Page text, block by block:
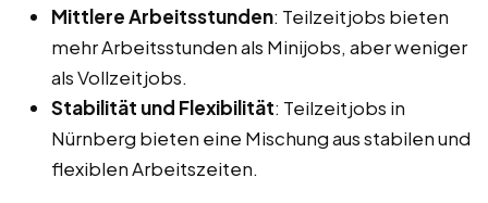
Mittlere Arbeitsstunden: Teilzeitjobs bieten
mehr Arbeitsstunden als Minijobs, aber weniger
als Vollzeitjobs.
Stabilität und Flexibilität: Teilzeitjobs in
Nürnberg bieten eine Mischung aus stabilen und
flexiblen Arbeitszeiten.